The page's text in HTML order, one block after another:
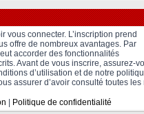
vous connecter. L’inscription prend
offre de nombreux avantages. Par
accorder des fonctionnalités
Avant de vous inscrire, assurez-
d’utilisation et de notre
assurer d’avoir consulté toutes les
Politique de confidentialité